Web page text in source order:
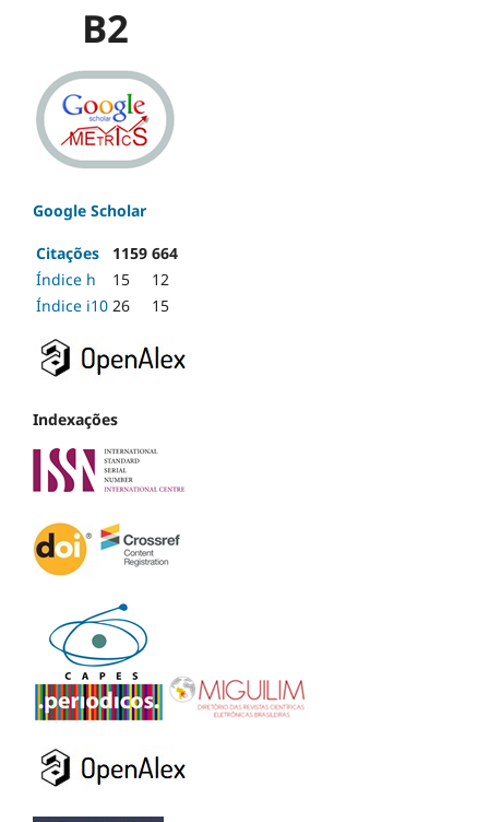
B2
Google Scholar
Citações 1159 664
Índice h
15
12
Índice i10 26 15
Indexações